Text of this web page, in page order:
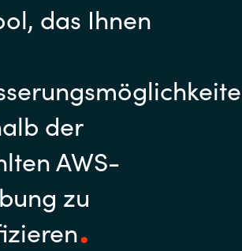
das Ihnen
der
AWS-
zu